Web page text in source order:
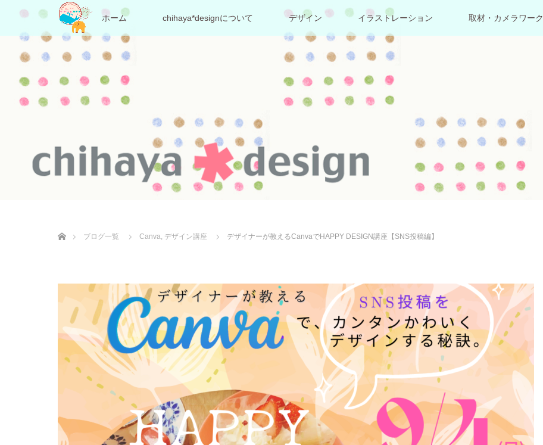
ホーム chihaya*designについて デザイン イラストレーション 取材・カメラワーク
ブログ一覧
Canva, デザイン講座 デザイナーが教えるCanvaでHAPPY DESIGN講座【SNS投稿編】